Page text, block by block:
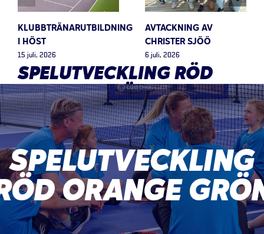
KLUBBTRÄNARUTBILDNING
I HÖST
15 juli, 2026
AVTACKNING AV
CHRISTER SJÖÖ
6 juli, 2026
SPELUTVECKLING RÖD
ORANGE GRÖN
SPELUTVECKLING
ORANGE